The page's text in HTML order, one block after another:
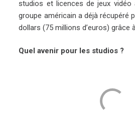
studios et licences de jeux
groupe américain a déjà récupéré
dollars (75 millions d’euros) grâce
Quel avenir pour les studios ?